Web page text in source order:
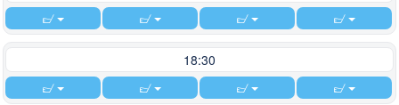
18:30